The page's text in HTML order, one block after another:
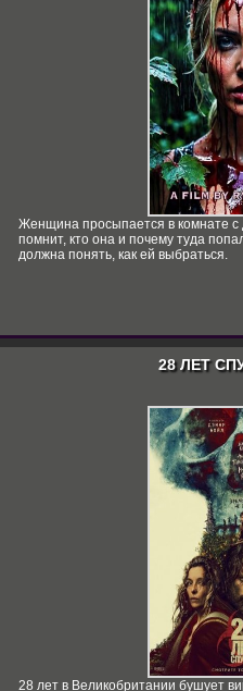
Женщина просыпается в комнате
помнит, кто она и почему туда
должна понять, как ей выбраться.
28 ЛЕТ
28 лет в Великобритании бушует